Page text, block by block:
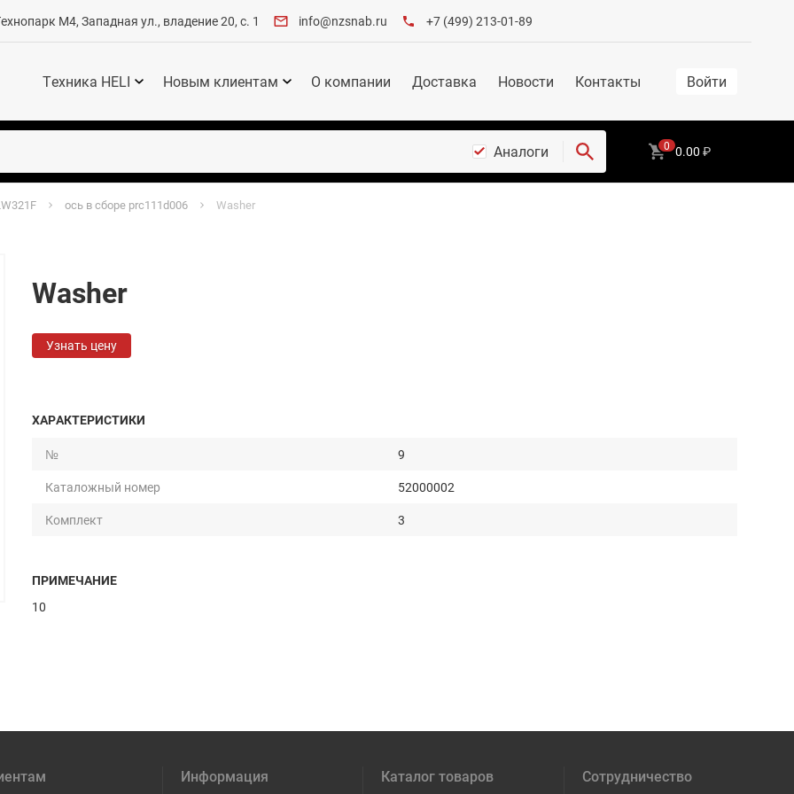
М4, Западная ул., владение 20, с. 1 info@nzsnab.ru +7 (499) 213-01-89
Техника HELI Новым клиентам О компании Доставка Новости Контакты Войти
Аналоги 0 0.00 ₽
ось в сборе prc111d006 Washer
Washer
Узнать цену
ХАРАКТЕРИСТИКИ
№
9
Каталожный номер
52000002
Комплект
3
ПРИМЕЧАНИЕ
10
Информация Каталог товаров Сотрудничество